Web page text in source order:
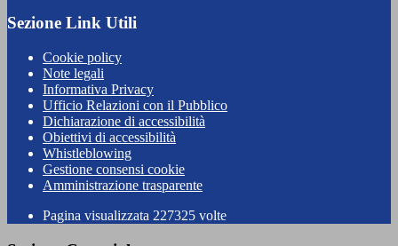
Sezione Link Utili
Cookie policy
Note legali
Informativa Privacy
Ufficio Relazioni con il Pubblico
Dichiarazione di accessibilità
Obiettivi di accessibilità
Whistleblowing
Gestione consensi cookie
Amministrazione trasparente
Pagina visualizzata 227325 volte